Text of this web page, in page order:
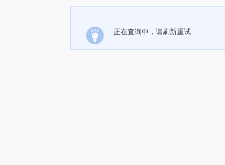
正在查询中，请刷新重试